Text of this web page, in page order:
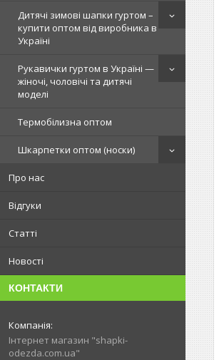
Дитячі зимові шапки гуртом –
купити оптом від виробника в
Україні
Рукавички гуртом в Україні —
жіночі, чоловічі та дитячі
моделі
Термобілизна оптом
Шкарпетки оптом (носки)
Про нас
Відгуки
Статті
Новості
КОНТАКТИ
Інтернет магазин "shapki-
odezda.com.ua"